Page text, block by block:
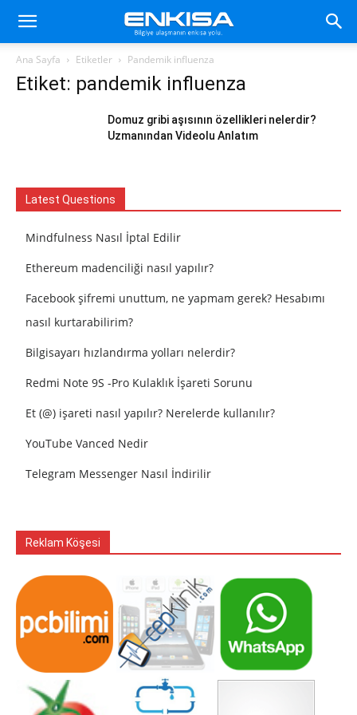
Ana Sayfa Etiketler Pandemik influenza
Etiket: pandemik influenza
Domuz gribi aşısının özellikleri nelerdir?
Uzmanından Videolu Anlatım
Latest Questions
Mindfulness Nasıl İptal Edilir
Ethereum madenciliği nasıl yapılır?
Facebook şifremi unuttum, ne yapmam gerek? Hesabımı
nasıl kurtarabilirim?
Bilgisayarı hızlandırma yolları nelerdir?
Redmi Note 9S -Pro Kulaklık İşareti Sorunu
Et (@) işareti nasıl yapılır? Nerelerde kullanılır?
YouTube Vanced Nedir
Telegram Messenger Nasıl İndirilir
Reklam Köşesi